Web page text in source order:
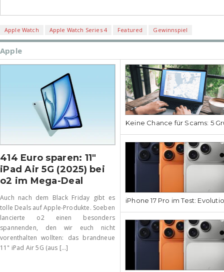
Apple Watch Apple Watch Series 4 Featured Gewinnspiel
Apple
414 Euro sparen: 11″
iPad Air 5G (2025) bei
o2 im Mega-Deal
Auch nach dem Black Friday gibt es
tolle Deals auf Apple-Produkte. Soeben
lancierte o2 einen besonders
spannenden, den wir euch nicht
vorenthalten wollten: das brandneue
11" iPad Air 5G (aus [...]
Keine Chance für Scams: 5
iPhone 17 Pro im Test: